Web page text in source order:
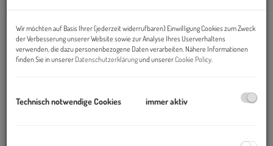
Beschreibung
Objekt und Lage:
Der von international renommierten ArchitektenGustav Peichl
ist ein eindrucksvolles Wahrzeichen der Wiener Skyline und der
markanteste Büroturm Österreichs.
auf Wien, die Donau
Wir möchten auf Basis Ihrer (jederzeit widerrufbaren) Einwilligung Cookies zum Zweck
der Verbesserung unserer Website sowie zur Analyse Ihres Userverhaltens
verwenden, die dazu personenbezogene Daten verarbeiten. Nähere Informationen
finden Sie in unserer Datenschutzerklärungund unsererCookie Policy
Technisch notwendige Cookies immer aktiv